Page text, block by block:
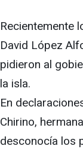
Recientemente
David López
pidieron al
la isla.
En
Chirino,
desconocía los